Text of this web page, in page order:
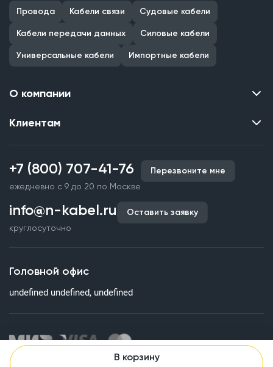
В корзину
Провода Кабели связи Судовые кабели
Кабели передачи данных Силовые кабели
Универсальные кабели Импортные кабели
О компании
Контакты
Наши объекты
Партнерство
Документы и реквизиты
Клиентам
Производство кабельной продукции
Срочное изготовление
Оплата и доставка
Гарантия качества
Статьи
Вопросы и ответы
+7 (800) 707-41-76
ежедневно с 9 до 20 по Москве
Перезвоните мне
info@n-kabel.ru
круглосуточно
Оставить заявку
Головной офис
undefined undefined, undefined
Информация на сайте о технических характеристиках, наличии